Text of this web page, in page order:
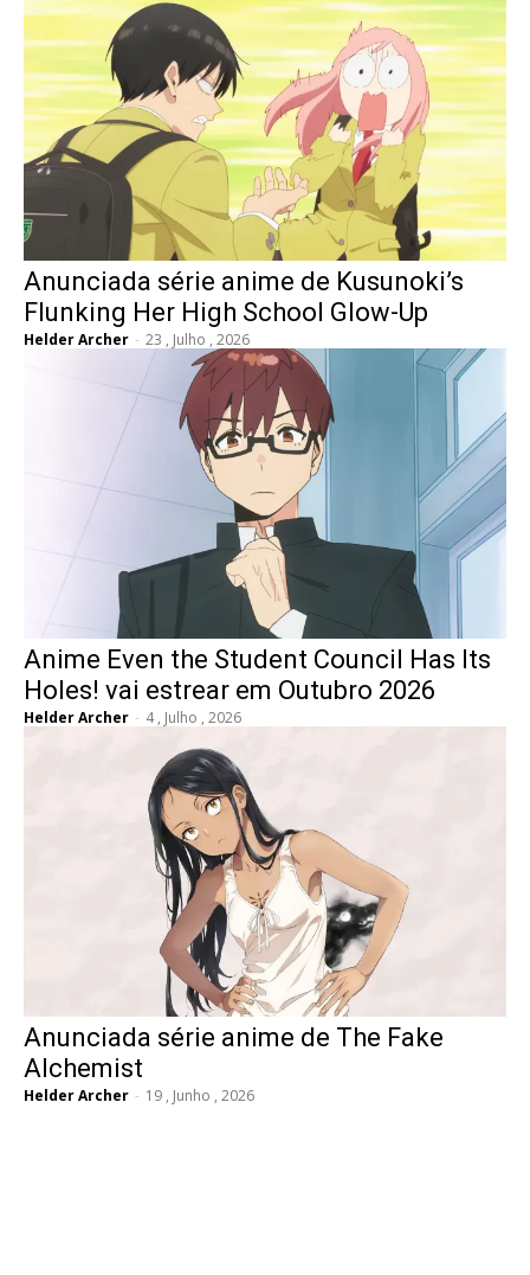
Anunciada série anime de Kusunoki’s
Flunking Her High School Glow-Up
Helder Archer - 23 , Julho , 2026
Anime Even the Student Council Has Its
Holes! vai estrear em Outubro 2026
Helder Archer - 4 , Julho , 2026
Anunciada série anime de The Fake
Alchemist
Helder Archer - 19 , Junho , 2026